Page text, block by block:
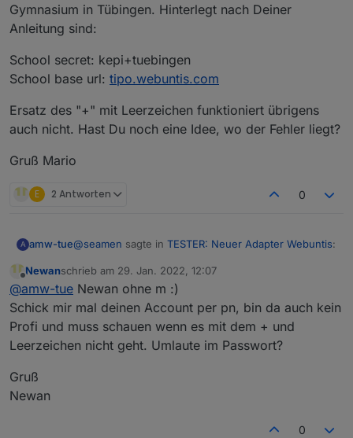
Gymnasium in Tübingen. Hinterlegt nach Deiner
Anleitung sind:
School secret: kepi+tuebingen
School base url: tipo.webuntis.com
Ersatz des "+" mit Leerzeichen funktioniert übrigens
auch nicht. Hast Du noch eine Idee, wo der Fehler liegt?
Gruß Mario
E 2 Antworten 0
A amw-tue@seamen sagte in TESTER: Neuer Adapter Webuntis:
Hi,
ich habe den Adapter zum testen installiert.
Leider bekomme ich immer folgende
Fehlermeldung:
@newman
Hallo allerseits,
Die Schule, um die es hier geht, ist das Kepler-
Ersatz des "+" mit Leerzeichen funktioniert übrigens
Newanschrieb am 29. Jan. 2022, 12:07
zuletzt editiert von
@amw-tue Newan ohne m :)
Schick mir mal deinen Account per pn, bin da auch kein
Profi und muss schauen wenn es mit dem + und
Leerzeichen nicht geht. Umlaute im Passwort?
Gruß
Newan
0